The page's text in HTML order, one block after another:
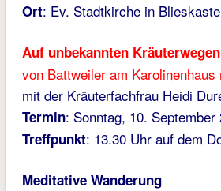
Ort: Ev. Stadtkirche in
Auf unbekannten Kräuterwegen
von Battweiler am
mit der Kräuterfachfrau Heidi
Termin: Sonntag, 10. September
Treffpunkt: 13.30 Uhr auf dem
Meditative Wanderung